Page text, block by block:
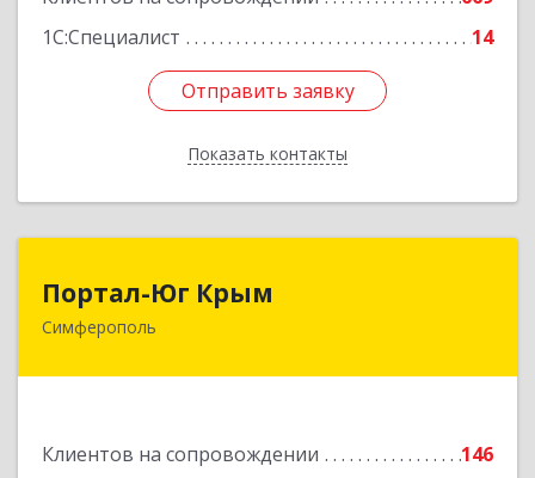
1С:Специалист
14
Отправить заявку
Показать контакты
Отправить заявку
Назад
Портал-Юг Крым
Симферополь
Клиентов на сопровождении
146
295015, Крым Респ, Симферополь г, Козлова ул,